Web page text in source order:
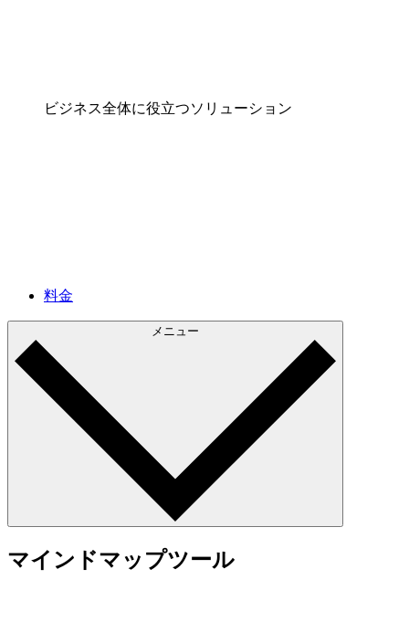
ビジネス全体に役立つソリューション
料金
メニュー
マインドマップツール